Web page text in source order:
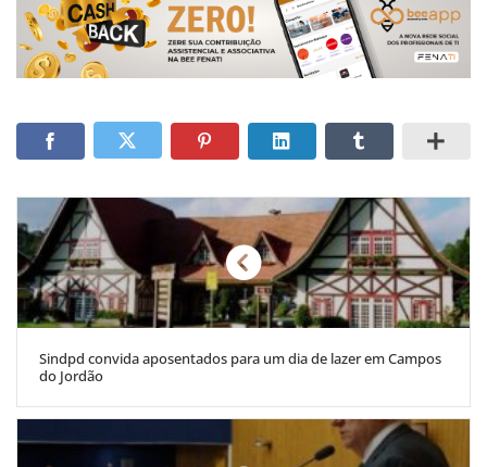
Sindpd convida aposentados para um dia de lazer em Campos
do Jordão